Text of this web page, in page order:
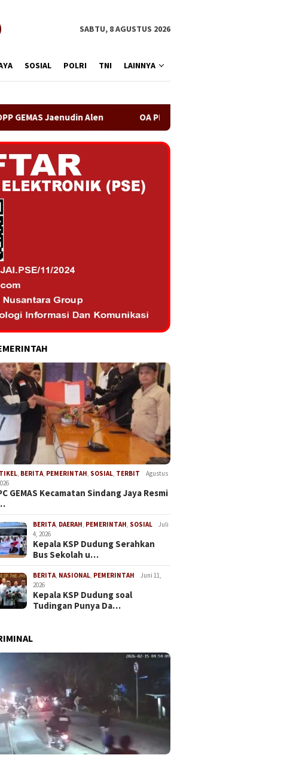
SABTU, 8 AGUSTUS 2026
SOSIAL POLRI TNI LAINNYA
OA PHIGMA Siap Bersinergi dengan Pemerintah
BERITA PEMERINTAH SOSIAL TERBIT
Agustus
GEMAS Kecamatan Sindang Jaya Resmi
BERITA DAERAH PEMERINTAH SOSIAL
Juli
4, 2026
Kepala KSP Dudung Serahkan
Bus Sekolah u…
BERITA NASIONAL PEMERINTAH
Juni 11,
2026
Kepala KSP Dudung soal
Tudingan Punya Da…